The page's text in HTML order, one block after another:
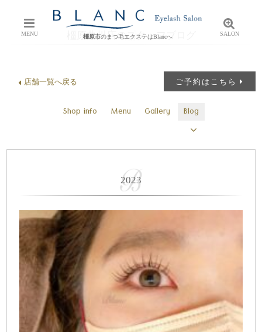
MENU 橿原市のまつ毛エクステはBlancへ SALON
橿原曲川店のスタッフブログ
ご予約はこちら
店舗一覧へ戻る
Shop info Menu Gallery Blog
2023